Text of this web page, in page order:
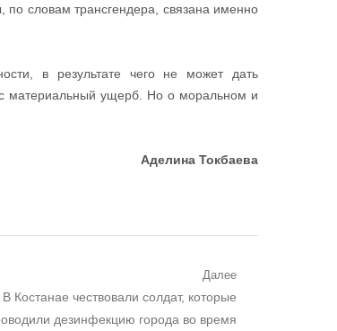
словам трансгендера, связана именно
в результате чего не может дать
материальный ущерб. Но о моральном и
Аделина Токбаева
Далее
Следующий пост:
В Костанае чествовали солдат, которые
дезинфекцию города во время